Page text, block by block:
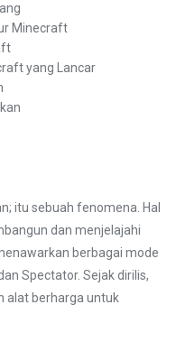
Minecraft
yang Lancar
itu sebuah fenomena. Hal
dan menjelajahi
berbagai mode
Spectator. Sejak dirilis,
alat berharga untuk